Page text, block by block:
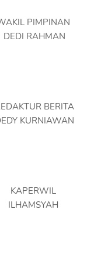
PIMPINAN
DEDI RAHMAN
BERITA
KURNIAWAN
KAPERWIL
ILHAMSYAH